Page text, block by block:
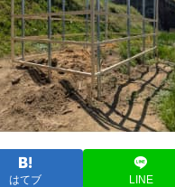
はてブ LINE